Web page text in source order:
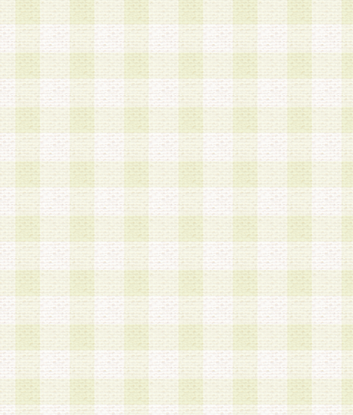
かじめ会員の同意を得たうえで利用するものとし
a.本サービスの実施または運営
b.本サービスに係る謝礼、景品、調査サンプル品
c.会員からの電話、メール等の問い合わせなどへ
d.その他これらに付随する業務
2.当社は、会員個人を識別することのできる情報
会員情報を本人の承諾なく第三者に開示すること
人を識別できる情報について第三者に開示または
社は事前に会員本人の同意を得るものとします。
3.前項の定めに拘わらず、当社は、以下の目的に
意を 得ることなく、会員個人を識別できる情報
づき選定した委託業者に対して当社の責任におい
できるものとします。な お、当社は、当該委託
契約を締結しこれを遵守させるとともに、本規約
の注意をもって当該情報を使用させるものとし ま
a.本サービスに係る謝礼、景品、調査サンプル品
b.会員からの電話、メール等の問い合わせなどへ
c.モバイルリサーチ、またはグループ形式による